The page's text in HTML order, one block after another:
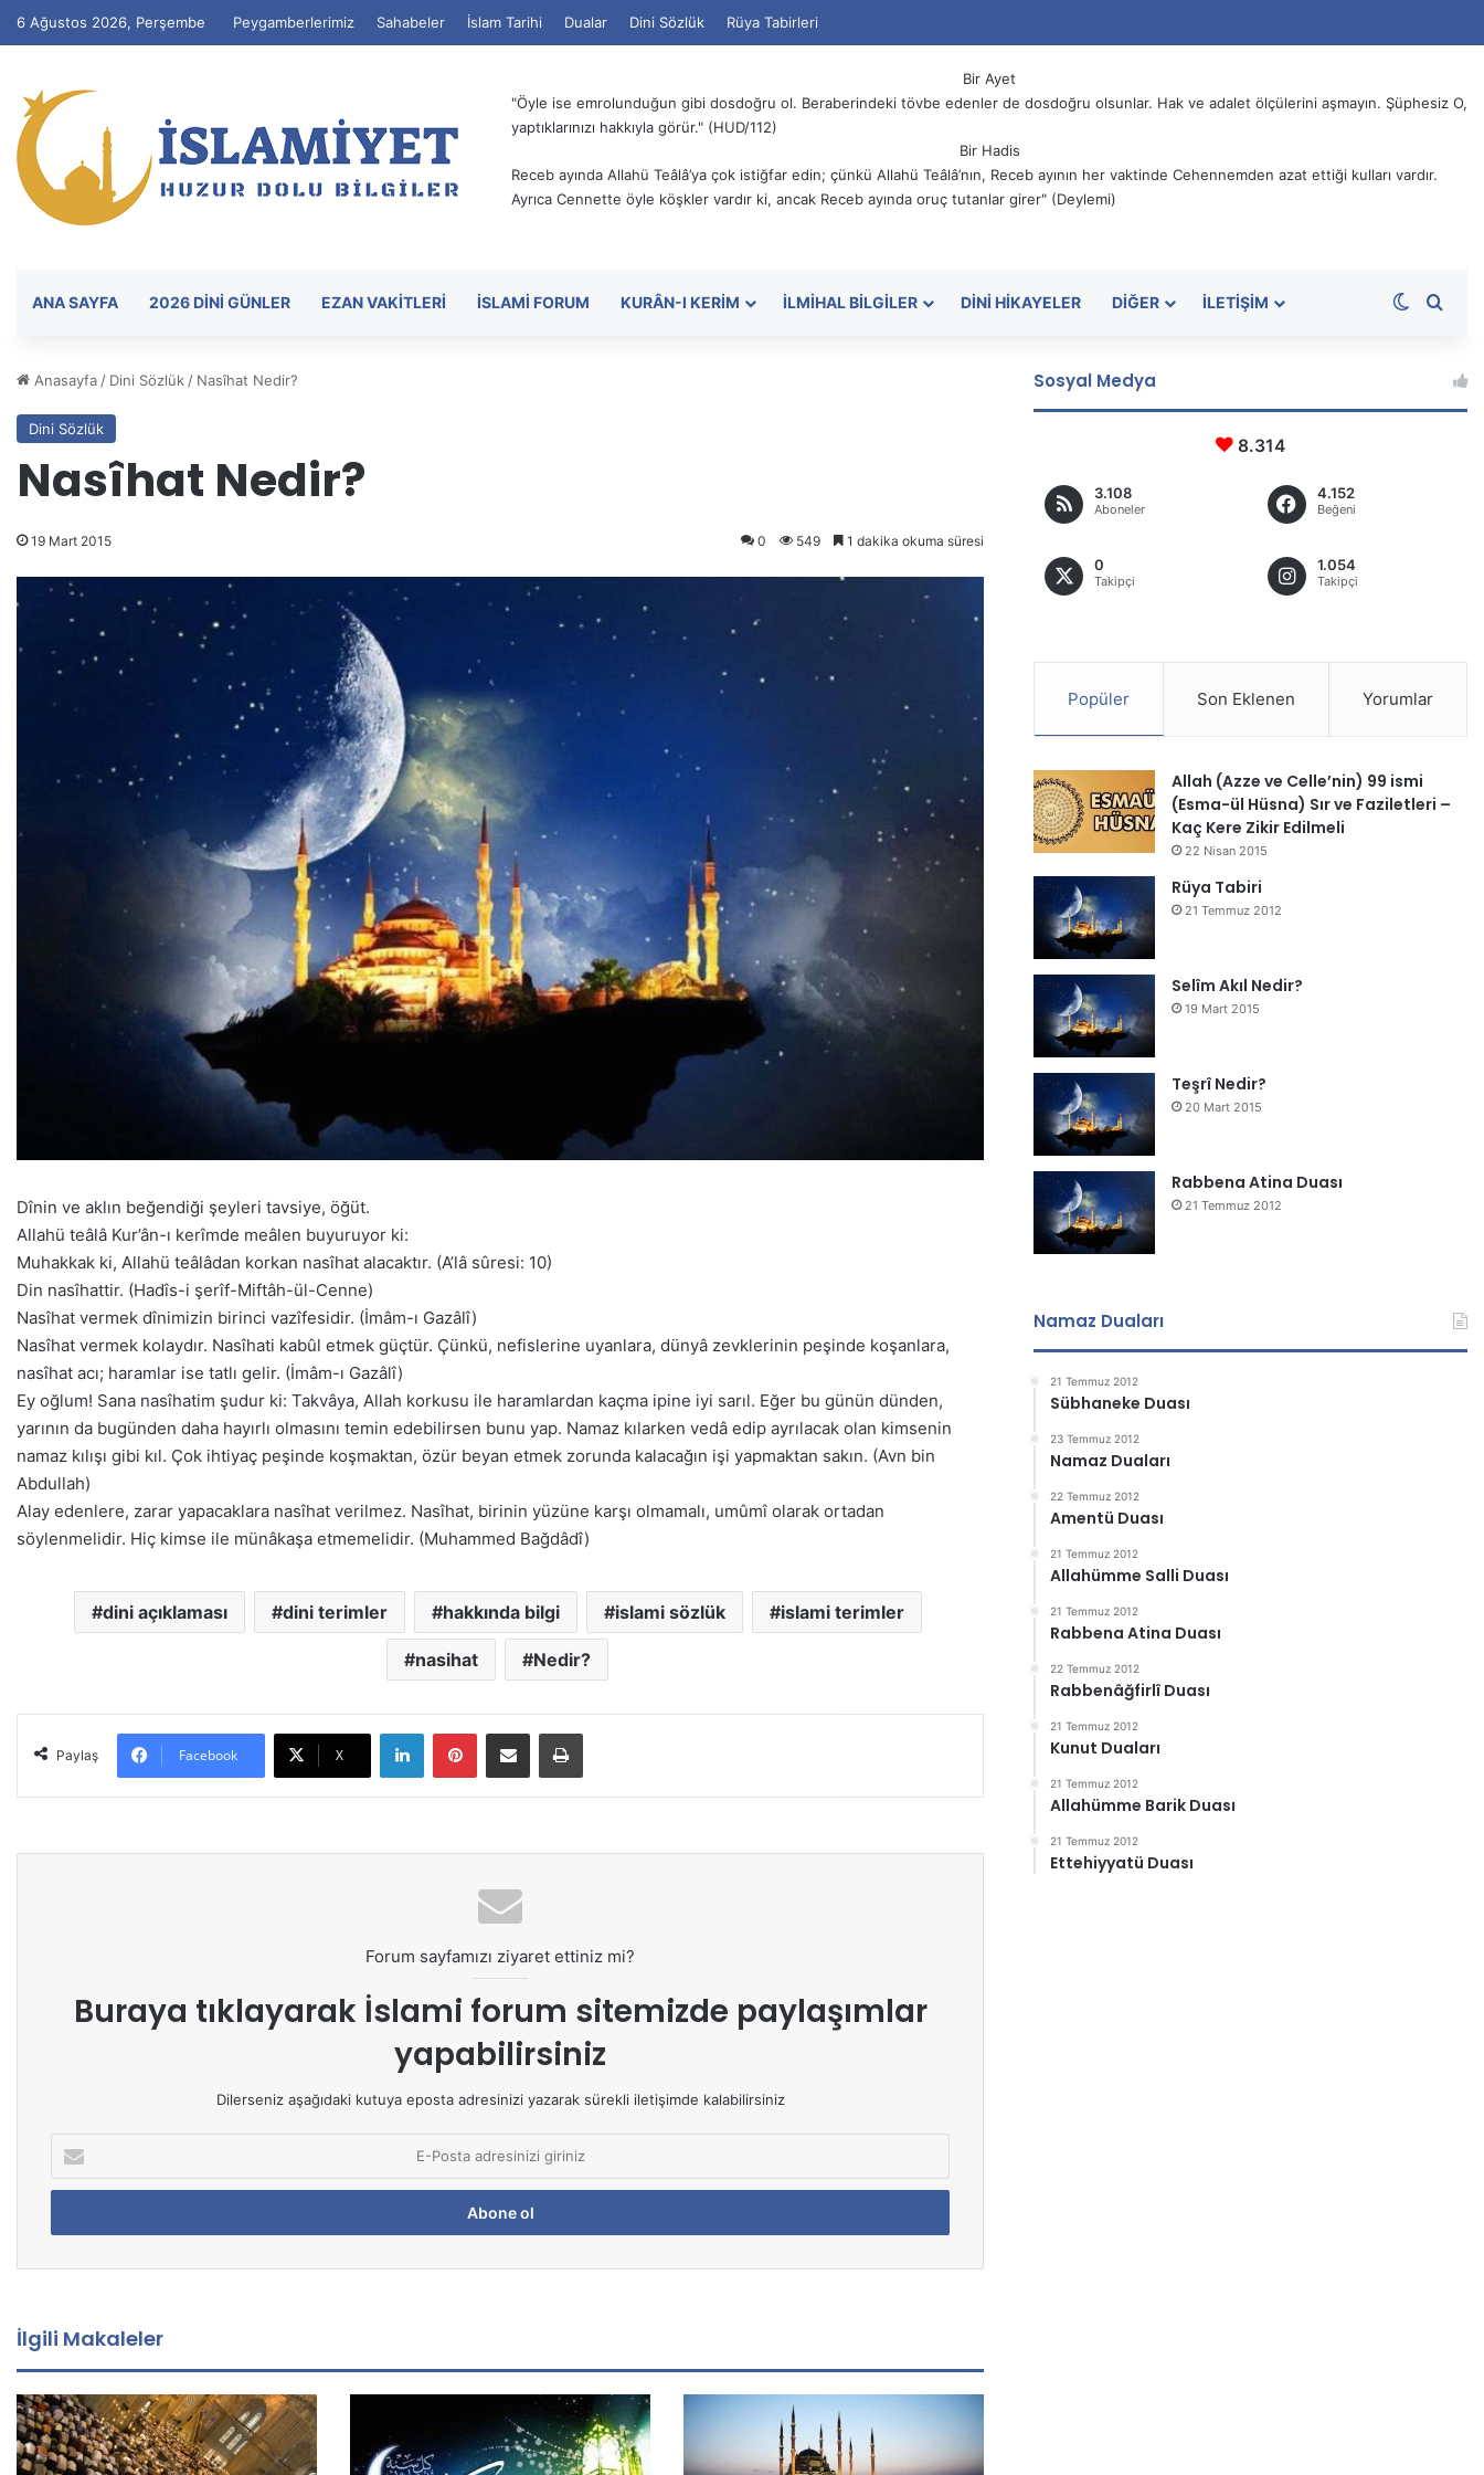
6 Ağustos 2026, Perşembe Peygamberlerimiz Sahabeler İslam Tarihi Dualar Dini Sözlük Rüya Tabirleri
Bir Ayet
"Öyle ise emrolunduğun gibi dosdoğru ol. Beraberindeki tövbe edenler de dosdoğru olsunlar. Hak ve adalet ölçülerini aşmayın. Şüphesiz O,
yaptıklarınızı hakkıyla görür." (HUD/112)
Bir Hadis
Receb ayında Allahü Teâlâ’ya çok istiğfar edin; çünkü Allahü Teâlâ’nın, Receb ayının her vaktinde Cehennemden azat ettiği kulları vardır.
Ayrıca Cennette öyle köşkler vardır ki, ancak Receb ayında oruç tutanlar girer" (Deylemi)
ANA SAYFA 2026 DİNİ GÜNLER EZAN VAKITLERI İSLAMI FORUM KURÂN-I KERIM İLMIHAL BILGILER DINI HIKAYELER DIĞER İLETIŞIM Dış
Anasayfa / Dini Sözlük / Nasîhat Nedir?
Dini Sözlük
Nasîhat Nedir?
19 Mart 2015 0 549 1 dakika okuma süresi
Dînin ve aklın beğendiği şeyleri tavsiye, öğüt.
Allahü teâlâ Kur’ân-ı kerîmde meâlen buyuruyor ki:
Muhakkak ki, Allahü teâlâdan korkan nasîhat alacaktır. (A’lâ sûresi: 10)
Din nasîhattir. (Hadîs-i şerîf-Miftâh-ül-Cenne)
Nasîhat vermek dînimizin birinci vazîfesidir. (İmâm-ı Gazâlî)
Nasîhat vermek kolaydır. Nasîhati kabûl etmek güçtür. Çünkü, nefislerine uyanlara, dünyâ zevklerinin peşinde koşanlara,
nasîhat acı; haramlar ise tatlı gelir. (İmâm-ı Gazâlî)
Ey oğlum! Sana nasîhatim şudur ki: Takvâya, Allah korkusu ile haramlardan kaçma ipine iyi sarıl. Eğer bu günün dünden,
yarının da bugünden daha hayırlı olmasını temin edebilirsen bunu yap. Namaz kılarken vedâ edip ayrılacak olan kimsenin
namaz kılışı gibi kıl. Çok ihtiyaç peşinde koşmaktan, özür beyan etmek zorunda kalacağın işi yapmaktan sakın. (Avn bin
Abdullah)
Alay edenlere, zarar yapacaklara nasîhat verilmez. Nasîhat, birinin yüzüne karşı olmamalı, umûmî olarak ortadan
söylenmelidir. Hiç kimse ile münâkaşa etmemelidir. (Muhammed Bağdâdî)
dini açıklaması dini terimler hakkında bilgi islami sözlük islami terimler
nasihat Nedir?
Paylaş Facebook X
Forum sayfamızı ziyaret ettiniz mi?
Buraya tıklayarak İslami forum sitemizde paylaşımlar
yapabilirsiniz
Dilerseniz aşağıdaki kutuya eposta adresinizi yazarak sürekli iletişimde kalabilirsiniz
P
s
d
e
s
i
n
i
İlgili Makaleler
Sosyal Medya
8.314
3.108
Aboneler
4.152
Beğeni
0
Takipçi
1.054
Takipçi
Popüler Son Eklenen Yorumlar
Allah (Azze ve Celle’nin) 99 ismi
(Esma-ül Hüsna) Sır ve Faziletleri –
Kaç Kere Zikir Edilmeli
22 Nisan 2015
Rüya Tabiri
21 Temmuz 2012
Selîm Akıl Nedir?
19 Mart 2015
Teşrî Nedir?
20 Mart 2015
Rabbena Atina Duası
21 Temmuz 2012
Namaz Duaları
21 Temmuz 2012
Sübhaneke Duası
23 Temmuz 2012
Namaz Duaları
22 Temmuz 2012
Amentü Duası
21 Temmuz 2012
Allahümme Salli Duası
21 Temmuz 2012
Rabbena Atina Duası
22 Temmuz 2012
Rabbenâğfirlî Duası
21 Temmuz 2012
Kunut Duaları
21 Temmuz 2012
Allahümme Barik Duası
21 Temmuz 2012
Ettehiyyatü Duası